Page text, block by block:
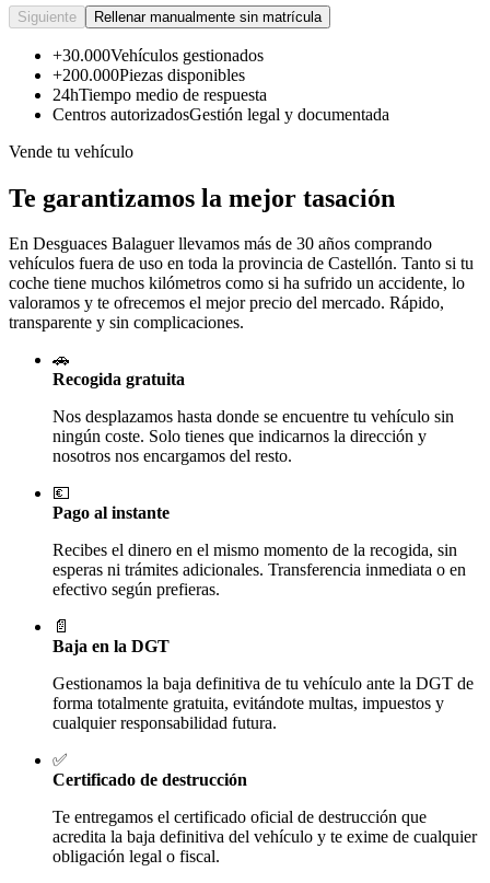
Siguiente Rellenar manualmente sin matrícula
+30.000Vehículos gestionados
+200.000Piezas disponibles
24hTiempo medio de respuesta
Centros autorizadosGestión legal y documentada
Vende tu vehículo
Te garantizamos la mejor tasación
En Desguaces Balaguerllevamos más de 30 años comprando
vehículos fuera de uso en toda la provincia de Castellón. Tanto si tu
coche tiene muchos kilómetros como si ha sufrido un accidente, lo
valoramos y te ofrecemos el mejor precio del mercado. Rápido,
transparente y sin complicaciones.
🚗
Recogida gratuita
Nos desplazamos hasta donde se encuentre tu vehículo sin
ningún coste. Solo tienes que indicarnos la dirección y
nosotros nos encargamos del resto.
💶
Pago al instante
Recibes el dinero en el mismo momento de la recogida, sin
esperas ni trámites adicionales. Transferencia inmediata o en
efectivo según prefieras.
📄
Baja en la DGT
Gestionamos la baja definitiva de tu vehículo ante la DGT de
forma totalmente gratuita, evitándote multas, impuestos y
cualquier responsabilidad futura.
✅
Certificado de destrucción
Te entregamos el certificado oficial de destrucción que
acredita la baja definitiva del vehículo y te exime de cualquier
obligación legal o fiscal.